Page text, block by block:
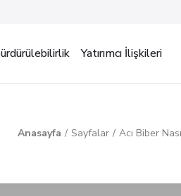
Yatırımcı İlişkileri
Anasayfa Sayfalar Acı Biber